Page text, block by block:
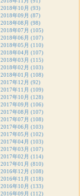
2018年10月 (93)
2018年09月 (87)
2018年08月 (98)
2018年07月 (105)
2018年06月 (107)
2018年05月 (110)
2018年04月 (107)
2018年03月 (115)
2018年02月 (103)
2018年01月 (108)
2017年12月 (92)
2017年11月 (109)
2017年10月 (128)
2017年09月 (106)
2017年08月 (107)
2017年07月 (108)
2017年06月 (103)
2017年05月 (102)
2017年04月 (103)
2017年03月 (107)
2017年02月 (114)
2017年01月 (810)
2016年12月 (108)
2016年11月 (118)
2016年10月 (133)
2016年09月 (112)